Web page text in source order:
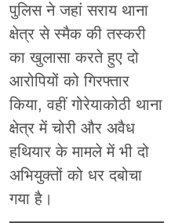
पुलिस ने जहां सराय थाना
क्षेत्र से स्मैक की तस्करी
का खुलासा करते हुए दो
आरोपियों को गिरफ्तार
किया, वहीं गोरेयाकोठी थाना
क्षेत्र में चोरी और अवैध
हथियार के मामले में भी दो
अभियुक्तों को धर दबोचा
गया है।